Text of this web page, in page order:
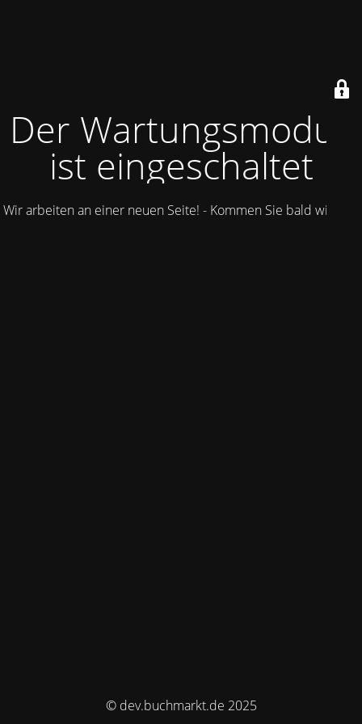
Der Wartungsmodus
ist eingeschaltet
Wir arbeiten an einer neuen Seite! - Kommen Sie bald wieder.
© dev.buchmarkt.de 2025